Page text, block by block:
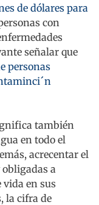
de dólares para
con
señalar que
personas
también
en todo el
acrecentar el
a
vida en sus
la cifra de